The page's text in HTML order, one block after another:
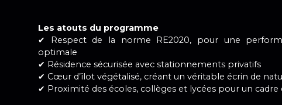
Les atouts du programme
✔ Respect de la norme RE2020, pour une
optimale
✔ Résidence sécurisée avec stationnements privatifs
✔ Cœur d’îlot végétalisé, créant un véritable écrin de
✔ Proximité des écoles, collèges et lycées pour un cadre